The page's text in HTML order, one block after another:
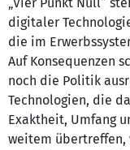
digitaler
die im
Auf Konsequenzen
noch die Politik
Technologien, die
Exaktheit, Umfang
weitem übertreffen,